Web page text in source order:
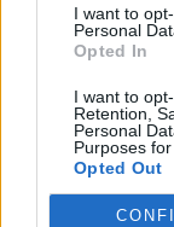
I want to
Personal
Opted In
I want to
Retention,
Personal
Purposes
Opted Out